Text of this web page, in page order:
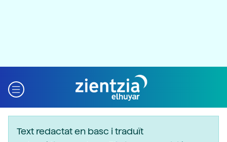
Text redactat en basc i traduït